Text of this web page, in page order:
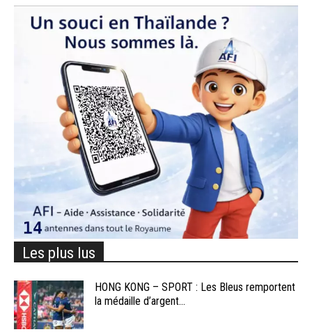
Les plus lus
HONG KONG – SPORT : Les Bleus remportent
la médaille d’argent...